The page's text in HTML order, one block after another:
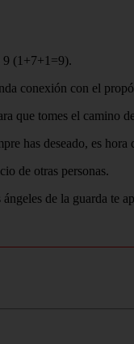
9 (1+7+1=9).
conexión con el
que tomes el camino
has deseado, es
de otras personas.
de la guarda te